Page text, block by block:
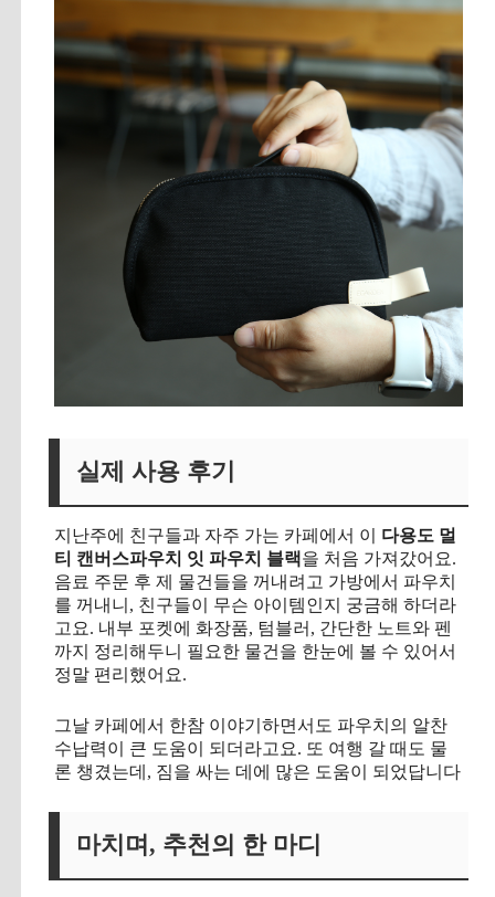
실제 사용 후기
지난주에 친구들과 자주 가는 카페에서 이 다용도 멀
티 캔버스파우치 잇 파우치 블랙을 처음 가져갔어요.
음료 주문 후 제 물건들을 꺼내려고 가방에서 파우치
를 꺼내니, 친구들이 무슨 아이템인지 궁금해 하더라
고요. 내부 포켓에 화장품, 텀블러, 간단한 노트와 펜
까지 정리해두니 필요한 물건을 한눈에 볼 수 있어서
정말 편리했어요.
그날 카페에서 한참 이야기하면서도 파우치의 알찬
수납력이 큰 도움이 되더라고요. 또 여행 갈 때도 물
론 챙겼는데, 짐을 싸는 데에 많은 도움이 되었답니다
마치며, 추천의 한 마디